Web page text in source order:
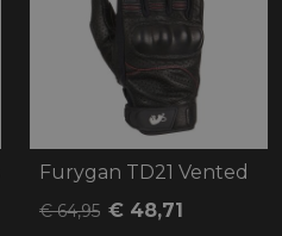
Furygan TD21 Vented
€ 64,95 € 48,71